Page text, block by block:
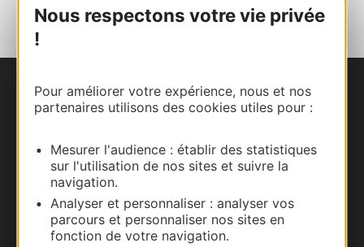
Nous respectons votre vie privée
!
Pour améliorer votre expérience, nous et nos
partenaires utilisons des cookies utiles pour :
Mesurer l'audience : établir des statistiques
sur l'utilisation de nos sites et suivre la
navigation.
Analyser et personnaliser : analyser vos
parcours et personnaliser nos sites en
fonction de votre navigation.
Nous contacter
Documentation